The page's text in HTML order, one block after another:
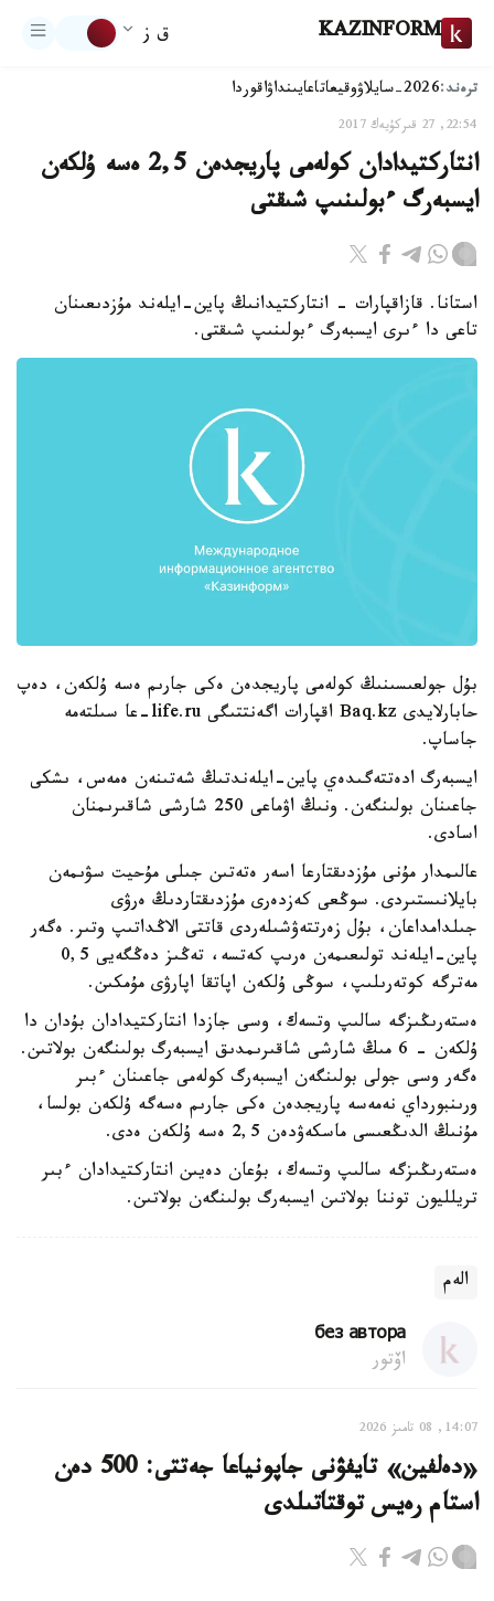
KAZINFORM ق ز
ترەند:2026-سايلاۋ وقيعاتاعايىنداۋاقوردا
22:54, 27 قىركۇيەك 2017
انتاركتيدادان كولەمى پاريجدەن 2,5 ەسە ۇلكەن
ايسبەرگ ءبولىنىپ شىقتى
استانا. قازاقپارات - انتاركتيدانىڭ پاين-ايلەند مۇزدىعىنان
تاعى دا ءىرى ايسبەرگ ءبولىنىپ شىقتى.
بۇل جولعىسىنىڭ كولەمى پاريجدەن ەكى جارىم ەسە ۇلكەن، دەپ
حابارلايدى Baq.kz اقپارات اگەنتتىگى life.ru-عا سىلتەمە
جاساپ.
ايسبەرگ ادەتتەگىدەي پاين-ايلەندتىڭ شەتىنەن ەمەس، ىشكى
جاعىنان بولىنگەن. ونىڭ اۋماعى 250 شارشى شاقىرىمنان
اسادى.
عالىمدار مۇنى مۇزدىقتارعا اسەر ەتەتىن جىلى مۇحيت سۋىمەن
بايلانىستىردى. سوڭعى كەزدەرى مۇزدىقتاردىڭ ەرۋى
جىلدامداعان، بۇل زەرتتەۋشىلەردى قاتتى الاڭداتىپ وتىر. ەگەر
پاين-ايلەند تولىعىمەن ەرىپ كەتسە، تەڭىز دەڭگەيى 0,5
مەترگە كوتەرىلىپ، سوڭى ۇلكەن اپاتقا اپارۋى مۇمكىن.
ەستەرىڭىزگە سالىپ وتسەك، وسى جازدا انتاركتيدادان بۇدان دا
ۇلكەن - 6 مىڭ شارشى شاقىرىمدىق ايسبەرگ بولىنگەن بولاتىن.
ەگەر وسى جولى بولىنگەن ايسبەرگ كولەمى جاعىنان ءبىر
ورىنبورداي نەمەسە پاريجدەن ەكى جارىم ەسەگە ۇلكەن بولسا،
مۇنىڭ الدىڭعىسى ماسكەۋدەن 2,5 ەسە ۇلكەن ەدى.
ەستەرىڭىزگە سالىپ وتسەك، بۇعان دەيىن انتاركتيدادان ءبىر
تريلليون توننا بولاتىن ايسبەرگ بولىنگەن بولاتىن.
الەم
без автора
اۆتور
14:07, 08 تامىز 2026
«دەلفين» تايفۋنى جاپونياعا جەتتى: 500 دەن
استام رەيس توقتاتىلدى